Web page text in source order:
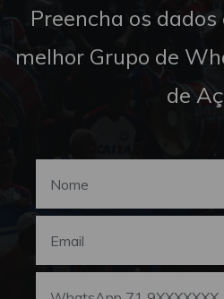
Preencha os
melhor Grupo de
de